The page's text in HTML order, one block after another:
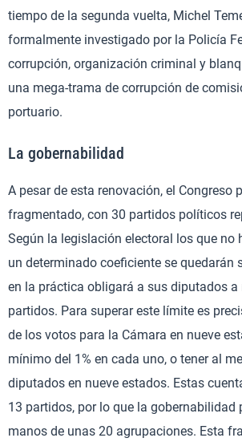
tiempo de la segunda vuelta, Michel
formalmente investigado por la Policía
corrupción, organización criminal y
una mega-trama de corrupción de
portuario.
La gobernabilidad
A pesar de esta renovación, el Congreso
fragmentado, con 30 partidos políticos
Según la legislación electoral los que no
un determinado coeficiente se quedarán
en la práctica obligará a sus diputados
partidos. Para superar este límite es
de los votos para la Cámara en nueve
mínimo del 1% en cada uno, o tener al
diputados en nueve estados. Estas
13 partidos, por lo que la gobernabilidad
manos de unas 20 agrupaciones. Esta